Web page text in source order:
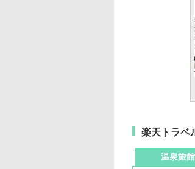
楽天トラベ
温泉旅館